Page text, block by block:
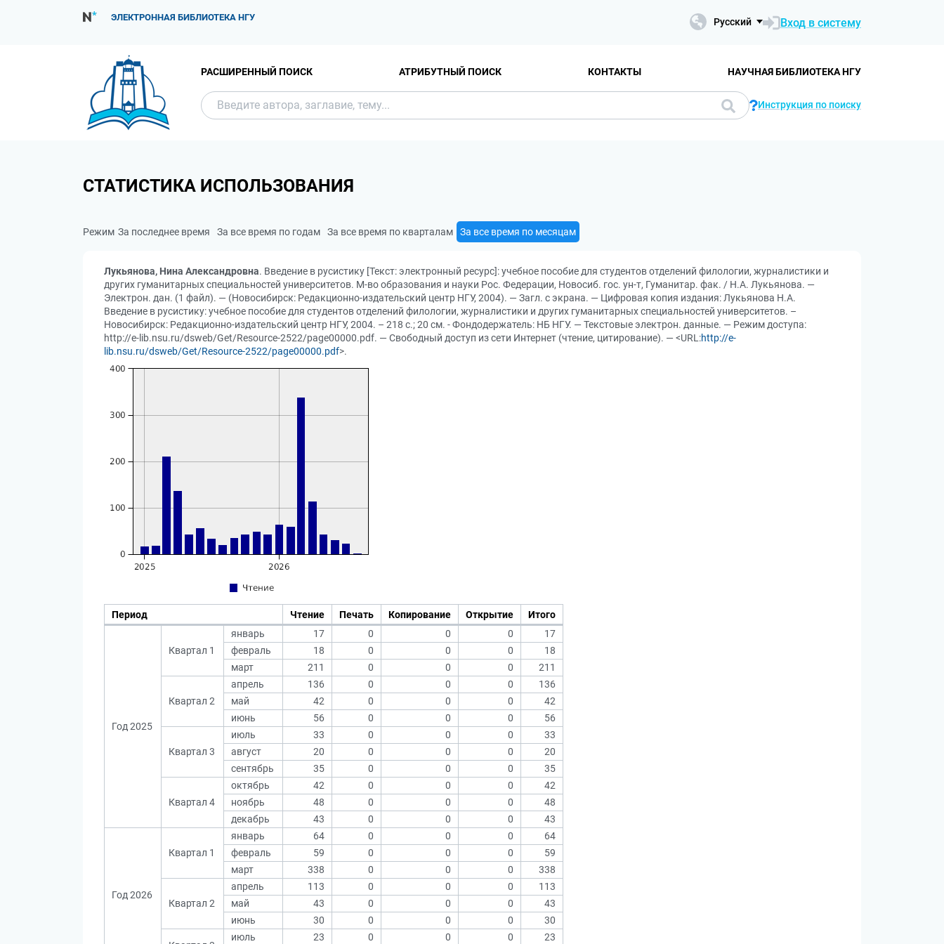
ЭЛЕКТРОННАЯ БИБЛИОТЕКА НГУ Русский Вход в систему
РАСШИРЕННЫЙ ПОИСК АТРИБУТНЫЙ ПОИСК КОНТАКТЫ НАУЧНАЯ БИБЛИОТЕКА НГУ
Инструкция по поиску
СТАТИСТИКА ИСПОЛЬЗОВАНИЯ
Режим За последнее время За все время по годам За все время по кварталам За все время по месяцам
Лукьянова, Нина Александровна. Введение в русистику [Текст: электронный ресурс]: учебное пособие для студентов отделений филологии, журналистики и
других гуманитарных специальностей университетов. М-во образования и науки Рос. Федерации, Новосиб. гос. ун-т, Гуманитар. фак. / Н.А. Лукьянова. —
Электрон. дан. (1 файл). — (Новосибирск: Редакционно-издательский центр НГУ, 2004). — Загл. с экрана. — Цифровая копия издания: Лукьянова Н.А.
Введение в русистику: учебное пособие для студентов отделений филологии, журналистики и других гуманитарных специальностей университетов. –
Новосибирск: Редакционно-издательский центр НГУ, 2004. – 218 с.; 20 см. - Фондодержатель: НБ НГУ. — Текстовые электрон. данные. — Режим доступа:
http://e-lib.nsu.ru/dsweb/Get/Resource-2522/page00000.pdf. — Свободный доступ из сети Интернет (чтение, цитирование). — <URL:http://e-
lib.nsu.ru/dsweb/Get/Resource-2522/page00000.pdf>.
Период Чтение Печать Копирование Открытие Итого
Год 2025
Квартал 1
январь 17 0 0 0
17
февраль
18 0 0 0
18
март
211 0 0 0 211
Квартал 2
апрель 136 0 0 0
136
май
42 0 0 0
42
июнь
56 0 0 0 56
Квартал 3
июль 33 0 0 0
33
август
20 0 0 0
20
сентябрь
35 0 0 0 35
Квартал 4
октябрь 42 0 0 0
42
ноябрь
48 0 0 0
48
декабрь
43 0 0 0 43
Год 2026
Квартал 1
январь 64 0 0 0
64
февраль
59 0 0 0
59
март
338 0 0 0 338
Квартал 2
апрель 113 0 0 0
113
май
43 0 0 0
43
июнь
30 0 0 0 30
июль 23 0 0 0 23